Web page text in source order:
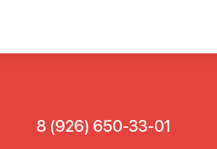
8 (926) 650-33-01